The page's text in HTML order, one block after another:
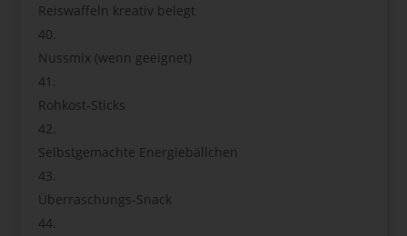
Reiswaffeln kreativ belegt
Nussmix (wenn geeignet)
Rohkost-Sticks
Selbstgemachte Energiebällchen
Überraschungs-Snack